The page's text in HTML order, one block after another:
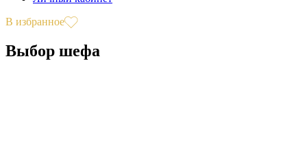
В избранное
Выбор шефа